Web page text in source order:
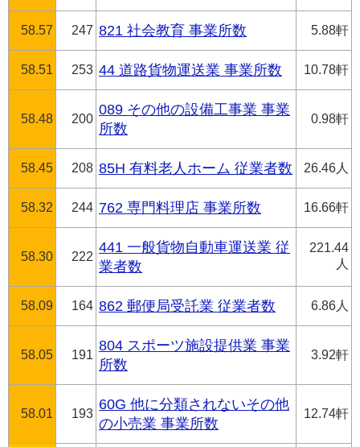
58.57 247 821 社会教育 事業所数 5.88軒
58.51 253 44 道路貨物運送業 事業所数 10.78軒
58.48 200
089 その他の設備工事業 事業
所数
0.98軒
58.45 208 85H 有料老人ホーム 従業者数 26.46人
58.32 244 762 専門料理店 事業所数 16.66軒
58.30 222
441 一般貨物自動車運送業 従
業者数
221.44
人
58.09 164 862 郵便局受託業 従業者数 6.86人
58.05 191
804 スポーツ施設提供業 事業
所数
3.92軒
58.01 193
60G 他に分類されないその他
の小売業 事業所数
12.74軒